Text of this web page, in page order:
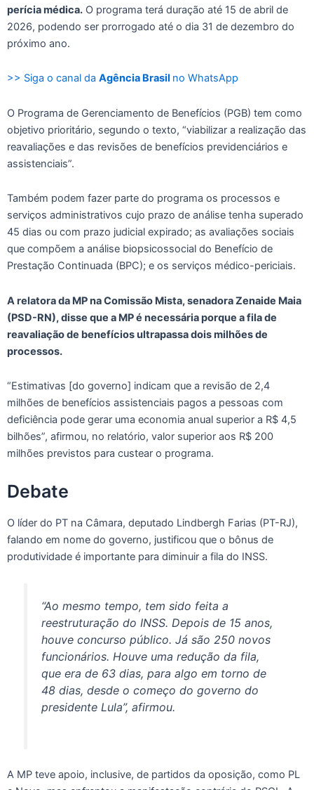
perícia médica. O programa terá duração até 15 de abril de
2026, podendo ser prorrogado até o dia 31 de dezembro do
próximo ano.
>> Siga o canal da Agência Brasil no WhatsApp
O Programa de Gerenciamento de Benefícios (PGB) tem como
objetivo prioritário, segundo o texto, “viabilizar a realização das
reavaliações e das revisões de benefícios previdenciários e
assistenciais”.
Também podem fazer parte do programa os processos e
serviços administrativos cujo prazo de análise tenha superado
45 dias ou com prazo judicial expirado; as avaliações sociais
que compõem a análise biopsicossocial do Benefício de
Prestação Continuada (BPC); e os serviços médico-periciais.
A relatora da MP na Comissão Mista, senadora Zenaide Maia
(PSD-RN), disse que a MP é necessária porque a fila de
reavaliação de benefícios ultrapassa dois milhões de
processos.
“Estimativas [do governo] indicam que a revisão de 2,4
milhões de benefícios assistenciais pagos a pessoas com
deficiência pode gerar uma economia anual superior a R$ 4,5
bilhões”, afirmou, no relatório, valor superior aos R$ 200
milhões previstos para custear o programa.
Debate
O líder do PT na Câmara, deputado Lindbergh Farias (PT-RJ),
falando em nome do governo, justificou que o bônus de
produtividade é importante para diminuir a fila do INSS.
“Ao mesmo tempo, tem sido feita a
reestruturação do INSS. Depois de 15 anos,
houve concurso público. Já são 250 novos
funcionários. Houve uma redução da fila,
que era de 63 dias, para algo em torno de
48 dias, desde o começo do governo do
presidente Lula”, afirmou.
A MP teve apoio, inclusive, de partidos da oposição, como PL